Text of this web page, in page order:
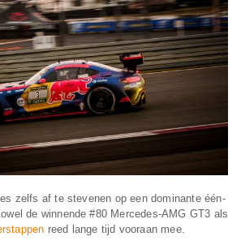
zelfs af te stevenen op een dominante één-
de winnende #80 Mercedes-AMG GT3 als
reed lange tijd vooraan mee.